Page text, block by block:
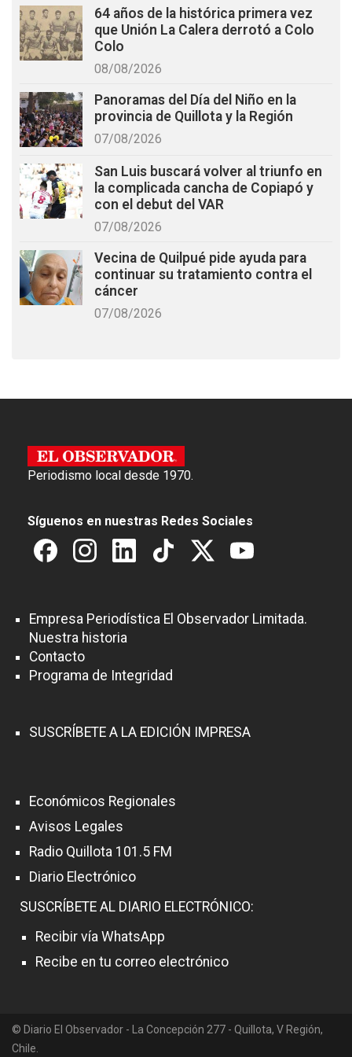
64 años de la histórica primera vez
que Unión La Calera derrotó a Colo
Colo
08/08/2026
Panoramas del Día del Niño en la
provincia de Quillota y la Región
07/08/2026
San Luis buscará volver al triunfo en
la complicada cancha de Copiapó y
con el debut del VAR
07/08/2026
Vecina de Quilpué pide ayuda para
continuar su tratamiento contra el
cáncer
07/08/2026
Periodismo local desde 1970.
Síguenos en nuestras Redes Sociales
Empresa Periodística El Observador Limitada.
Nuestra historia
Contacto
Programa de Integridad
SUSCRÍBETE A LA EDICIÓN IMPRESA
Económicos Regionales
Avisos Legales
Radio Quillota 101.5 FM
Diario Electrónico
SUSCRÍBETE AL DIARIO ELECTRÓNICO:
Recibir vía WhatsApp
Recibe en tu correo electrónico
© Diario El Observador - La Concepción 277 - Quillota, V Región,
Chile.